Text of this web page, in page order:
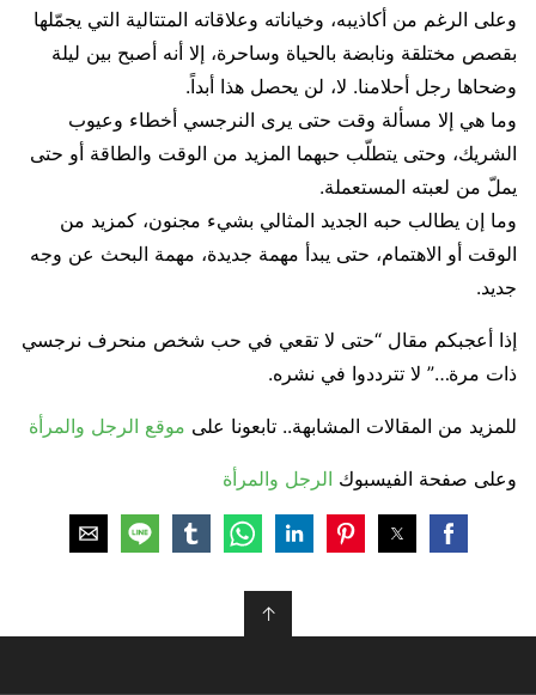
وعلى الرغم من أكاذيبه، وخياناته وعلاقاته المتتالية التي يجمّلها
بقصص مختلقة ونابضة بالحياة وساحرة، إلا أنه أصبح بين ليلة
وضحاها رجل أحلامنا. لا، لن يحصل هذا أبداً.
وما هي إلا مسألة وقت حتى يرى النرجسي أخطاء وعيوب
الشريك، وحتى يتطلّب حبهما المزيد من الوقت والطاقة أو حتى
يملّ من لعبته المستعملة.
وما إن يطالب حبه الجديد المثالي بشيء مجنون، كمزيد من
الوقت أو الاهتمام، حتى يبدأ مهمة جديدة، مهمة البحث عن وجه
جديد.
إذا أعجبكم مقال “حتى لا تقعي في حب شخص منحرف نرجسي
ذات مرة…” لا تترددوا في نشره.
للمزيد من المقالات المشابهة.. تابعونا على موقع الرجل والمرأة
وعلى صفحة الفيسبوك الرجل والمرأة
↑